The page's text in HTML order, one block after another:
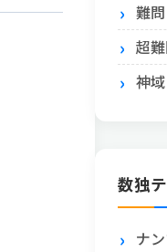
難
超
神
数独
ナン